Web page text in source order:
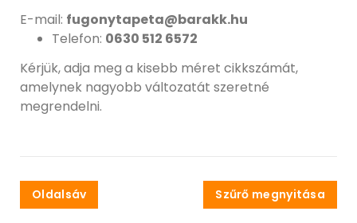
E-mail: fugonytapeta@barakk.hu
Telefon: 0630 512 6572
Kérjük, adja meg a kisebb méret cikkszámát,
amelynek nagyobb változatát szeretné
megrendelni.
Oldalsáv Szűrő megnyitása